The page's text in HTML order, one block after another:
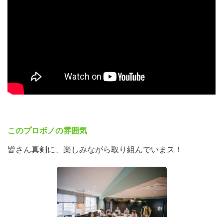
賞）や、マラウイでのローカル食堂運営、企業との共創プ
ロジェクトなどを展開しています。
せる仕組みづくりに挑戦したいと考えています。
👉企業とアフリカをつなぐ取り組みに関心のある方
👉企業との共創や仕組みづくりを実践的に経験してみた
い方におすすめ
このプロボノの雰囲気
皆さん真剣に、楽しみながら取り組んでいまス！